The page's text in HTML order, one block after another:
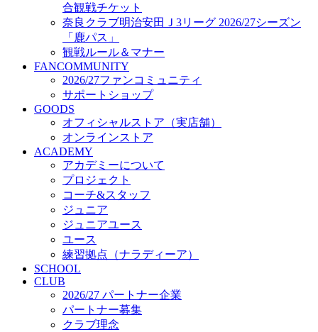
練習拠点（ナラディーア）
SCHOOL
2026/27 パートナー企業
パートナー募集
クラブ理念
クラブ情報
サステナビリティ
Web制作支援
応援プロジェクト
合観戦チケット
奈良クラブ明治安田Ｊ3リーグ 2026/27シーズン
「鹿パス」
観戦ルール＆マナー
FANCOMMUNITY
2026/27ファンコミュニティ
サポートショップ
GOODS
オフィシャルストア（実店舗）
オンラインストア
ACADEMY
アカデミーについて
プロジェクト
コーチ&スタッフ
ジュニア
ジュニアユース
ユース
練習拠点（ナラディーア）
SCHOOL
CLUB
2026/27 パートナー企業
パートナー募集
クラブ理念